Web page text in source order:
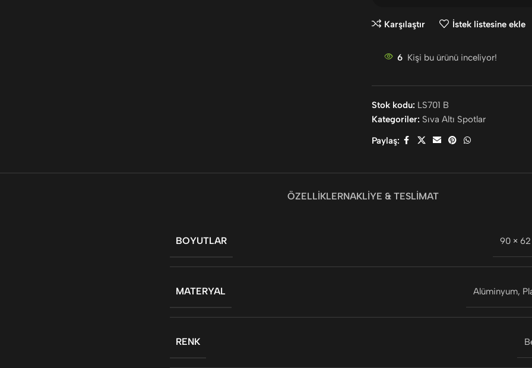
Karşılaştır İstek listesine ekle
6 Kişi bu ürünü inceliyor!
Stok kodu: LS701 B
Kategoriler: Sıva Altı Spotlar
Paylaş:
ÖZELLIKLERNAKLIYE & TESLIMAT
BOYUTLAR 90 ×
MATERYAL Alüminyum,
RENK